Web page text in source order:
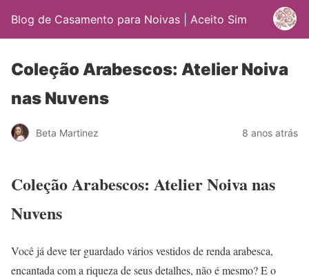
Blog de Casamento para Noivas | Aceito Sim
Coleção Arabescos: Atelier Noiva
nas Nuvens
Beta Martinez 8 anos atrás
Coleção Arabescos: Atelier Noiva nas
Nuvens
Você já deve ter guardado vários vestidos de renda arabesca,
encantada com a riqueza de seus detalhes, não é mesmo? E o